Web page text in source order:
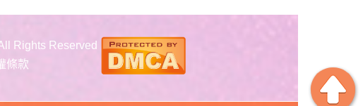
Rights Reserved
條款